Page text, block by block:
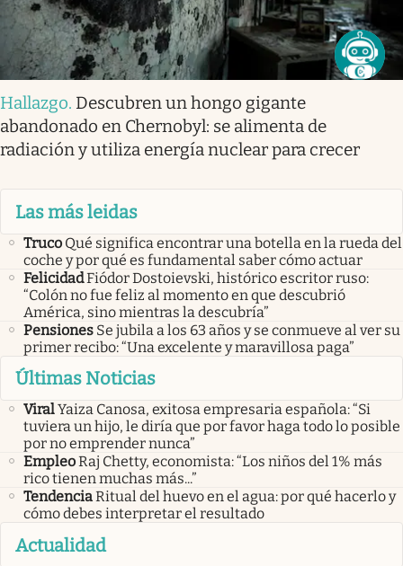
Hallazgo. Descubren un hongo gigante
abandonado en Chernobyl: se alimenta de
radiación y utiliza energía nuclear para crecer
Las más leidas
Truco Qué significa encontrar una botella en la rueda del
coche y por qué es fundamental saber cómo actuar
FelicidadFiódor Dostoievski, histórico escritor ruso:
“Colón no fue feliz al momento en que descubrió
América, sino mientras la descubría”
Pensiones Se jubila a los 63 años y se conmueve al ver su
primer recibo: “Una excelente y maravillosa paga”
Últimas Noticias
ViralYaiza Canosa, exitosa empresaria española: “Si
tuviera un hijo, le diría que por favor haga todo lo posible
por no emprender nunca”
EmpleoRaj Chetty, economista: “Los niños del 1% más
rico tienen muchas más...”
TendenciaRitual del huevo en el agua: por qué hacerlo y
cómo debes interpretar el resultado
Actualidad